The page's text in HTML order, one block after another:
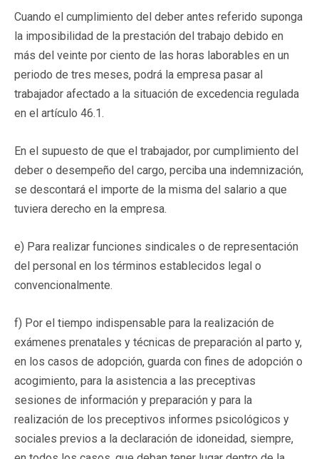
Cuando el cumplimiento del deber antes referido suponga
la imposibilidad de la prestación del trabajo debido en
más del veinte por ciento de las horas laborables en un
periodo de tres meses, podrá la empresa pasar al
trabajador afectado a la situación de excedencia regulada
en el artículo 46.1.
En el supuesto de que el trabajador, por cumplimiento del
deber o desempeño del cargo, perciba una indemnización,
se descontará el importe de la misma del salario a que
tuviera derecho en la empresa.
e) Para realizar funciones sindicales o de representación
del personal en los términos establecidos legal o
convencionalmente.
f) Por el tiempo indispensable para la realización de
exámenes prenatales y técnicas de preparación al parto y,
en los casos de adopción, guarda con fines de adopción o
acogimiento, para la asistencia a las preceptivas
sesiones de información y preparación y para la
realización de los preceptivos informes psicológicos y
sociales previos a la declaración de idoneidad, siempre,